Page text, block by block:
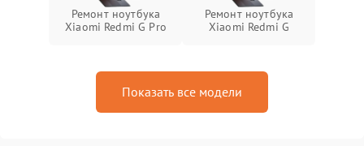
Ремонт ноутбука
Xiaomi Redmi G Pro
Ремонт ноутбука
Xiaomi Redmi G
Показать все модели